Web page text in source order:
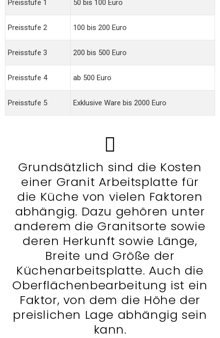
Preisstufe 1 50 bis 100 Euro
Preisstufe 2 100 bis 200 Euro
Preisstufe 3 200 bis 500 Euro
Preisstufe 4 ab 500 Euro
Preisstufe 5 Exklusive Ware bis 2000 Euro
Grundsätzlich sind die Kosten
einer Granit Arbeitsplatte für
die Küche von vielen Faktoren
abhängig. Dazu gehören unter
anderem die Granitsorte sowie
deren Herkunft sowie Länge,
Breite und Größe der
Küchenarbeitsplatte. Auch die
Oberflächenbearbeitung ist ein
Faktor, von dem die Höhe der
preislichen Lage abhängig sein
kann.